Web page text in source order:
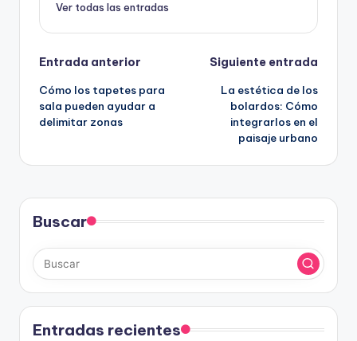
Ver todas las entradas
Navegación
de
entradas
Entrada anterior
Cómo los tapetes para
sala pueden ayudar a
delimitar zonas
Siguiente entrada
La estética de los
bolardos: Cómo
integrarlos en el
paisaje urbano
Buscar
Entradas recientes